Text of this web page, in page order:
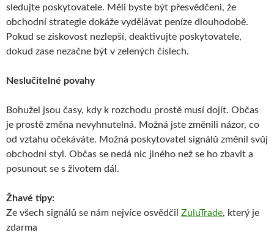
sledujte poskytovatele. Měli byste být přesvědčeni, že
obchodní strategie dokáže vydělávat peníze dlouhodobě.
Pokud se ziskovost nezlepší, deaktivujte poskytovatele,
dokud zase nezačne být v zelených číslech.
Neslučitelné povahy
Bohužel jsou časy, kdy k rozchodu prostě musí dojít. Občas
je prostě změna nevyhnutelná. Možná jste změnili názor, co
od vztahu očekáváte. Možná poskytovatel signálů změnil svůj
obchodní styl. Občas se nedá nic jiného než se ho zbavit a
posunout se s životem dál.
Žhavé tipy:
Ze všech signálů se nám nejvíce osvědčil ZuluTrade, který je
zdarma